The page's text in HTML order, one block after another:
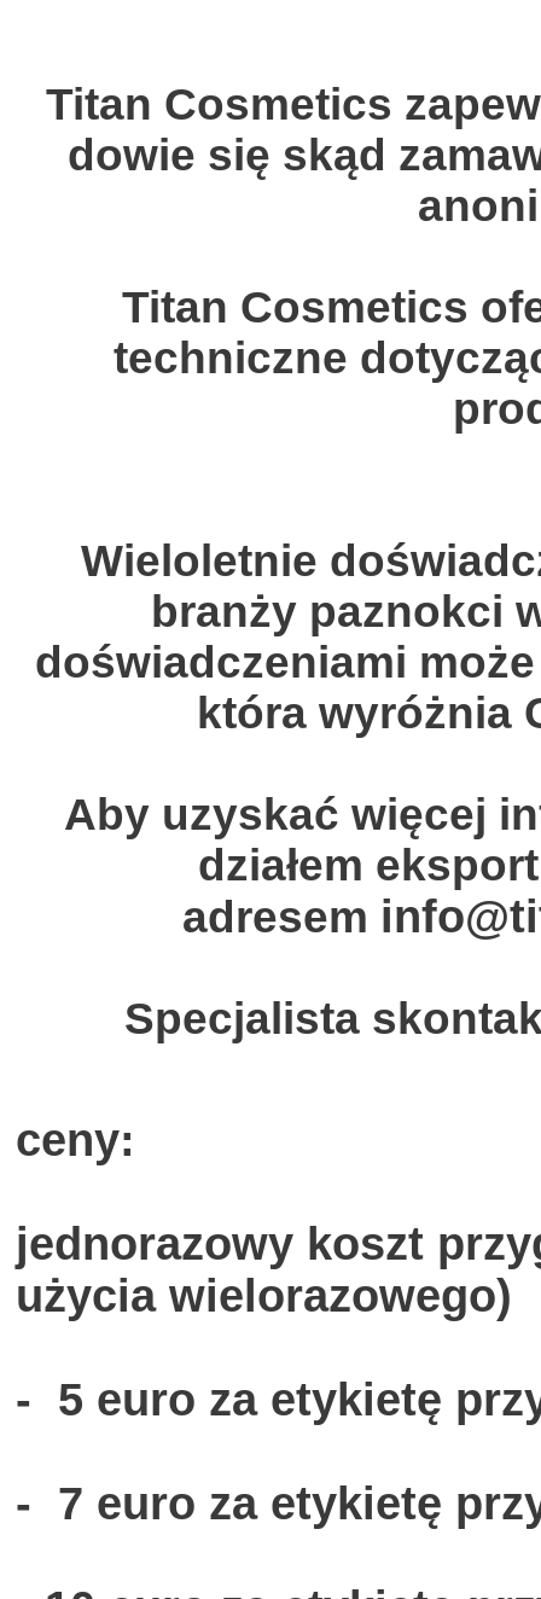
Titan Cosmetics
dowie się skąd
Titan Cosmetics
techniczne
Wieloletnie
branży paznokci
doświadczeniami
która wyróżnia
Aby uzyskać więcej
działem
adresem
Specjalista
ceny:
jednorazowy koszt
użycia wielorazowego)
- 5 euro za etykietę
- 7 euro za etykietę